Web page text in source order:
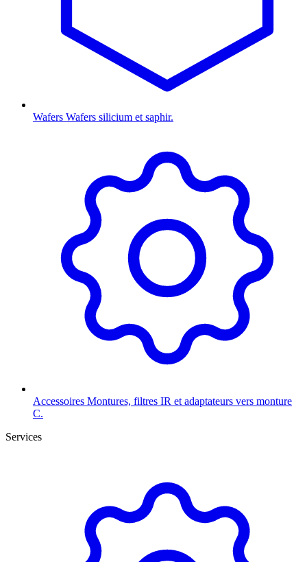
Wafers Wafers silicium et saphir.
Accessoires Montures, filtres IR et adaptateurs vers monture
C.
Services